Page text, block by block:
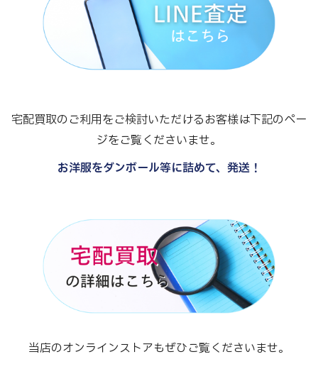
宅配買取のご利用をご検討いただけるお客様は下記のペー
ジをご覧くださいませ。
お洋服をダンボール等に詰めて、発送！
当店のオンラインストアもぜひご覧くださいませ。